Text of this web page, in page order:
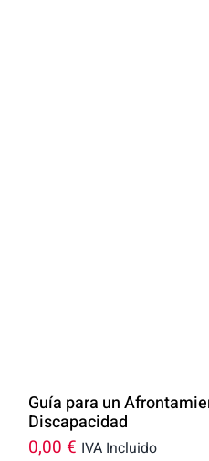
Guía para un
Discapacidad
0,00 € IVA Incluido